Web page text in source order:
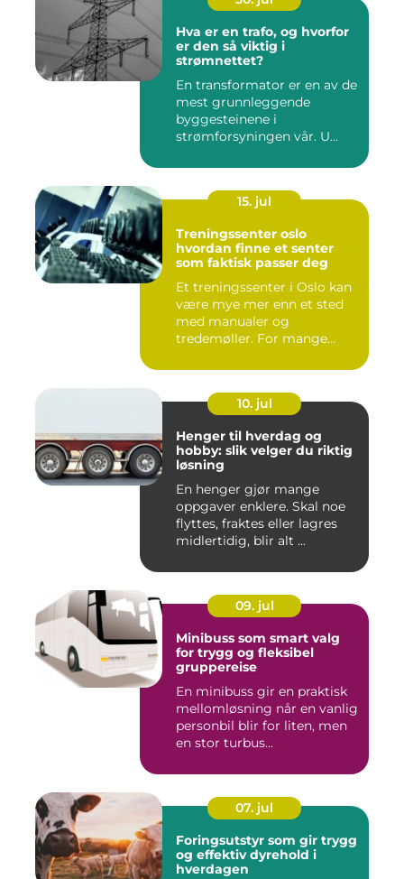
Hva er en trafo, og hvorfor
er den så viktig i
strømnettet?
En transformator er en av de
mest grunnleggende
byggesteinene i
strømforsyningen vår. U...
15. jul
Treningssenter oslo
hvordan finne et senter
som faktisk passer deg
Et treningssenter i Oslo kan
være mye mer enn et sted
med manualer og
tredemøller. For mange
10. jul
Henger til hverdag og
hobby: slik velger du riktig
løsning
En henger gjør mange
oppgaver enklere. Skal noe
flyttes, fraktes eller lagres
midlertidig, blir alt ...
09. jul
Minibuss som smart valg
for trygg og fleksibel
gruppereise
En minibuss gir en praktisk
mellomløsning når en vanlig
personbil blir for liten, men
en stor turbus...
07. jul
Foringsutstyr som gir trygg
og effektiv dyrehold i
hverdagen